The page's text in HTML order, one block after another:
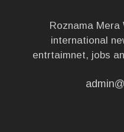
Roznama Mera
international
entrtaimnet, jobs